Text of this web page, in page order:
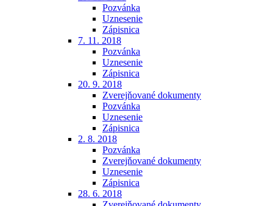
Pozvánka
Uznesenie
Zápisnica
7. 11. 2018
Pozvánka
Uznesenie
Zápisnica
20. 9. 2018
Zverejňované dokumenty
Pozvánka
Uznesenie
Zápisnica
2. 8. 2018
Pozvánka
Zverejňované dokumenty
Uznesenie
Zápisnica
28. 6. 2018